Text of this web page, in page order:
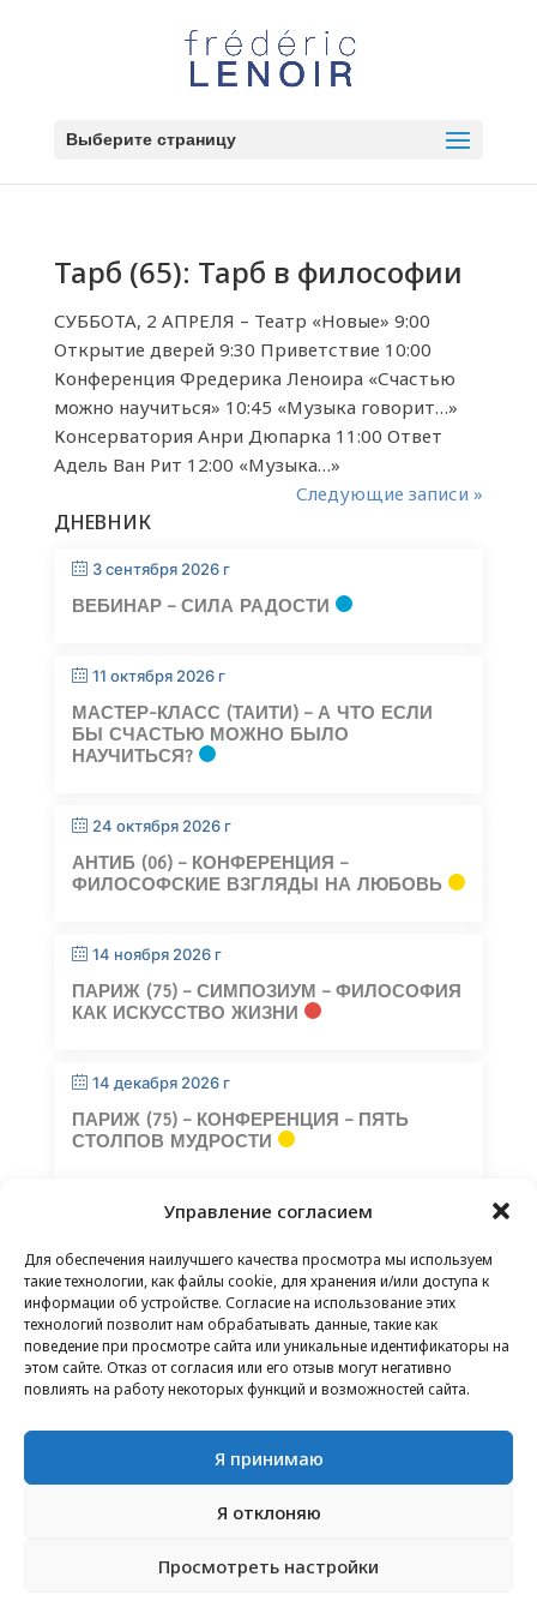
Управление согласием
Для обеспечения наилучшего качества просмотра мы используем
такие технологии, как файлы cookie, для хранения и/или доступа к
информации об устройстве. Согласие на использование этих
технологий позволит нам обрабатывать данные, такие как
поведение при просмотре сайта или уникальные идентификаторы на
этом сайте. Отказ от согласия или его отзыв могут негативно
повлиять на работу некоторых функций и возможностей сайта.
Я принимаю
Я отклоняю
Просмотреть настройки
Выберите страницу
Тарб (65): Тарб в философии
СУББОТА, 2 АПРЕЛЯ – Театр «Новые» 9:00
Открытие дверей 9:30 Приветствие 10:00
Конференция Фредерика Леноира «Счастью
можно научиться» 10:45 «Музыка говорит…»
Консерватория Анри Дюпарка 11:00 Ответ
Адель Ван Рит 12:00 «Музыка…»
Следующие записи »
ДНЕВНИК
3 сентября 2026 г
ВЕБИНАР – СИЛА РАДОСТИ
11 октября 2026 г
МАСТЕР-КЛАСС (ТАИТИ) – А ЧТО ЕСЛИ
БЫ СЧАСТЬЮ МОЖНО БЫЛО
НАУЧИТЬСЯ?
24 октября 2026 г
АНТИБ (06) – КОНФЕРЕНЦИЯ –
ФИЛОСОФСКИЕ ВЗГЛЯДЫ НА ЛЮБОВЬ
14 ноября 2026 г
ПАРИЖ (75) – СИМПОЗИУМ – ФИЛОСОФИЯ
КАК ИСКУССТВО ЖИЗНИ
14 декабря 2026 г
ПАРИЖ (75) – КОНФЕРЕНЦИЯ – ПЯТЬ
СТОЛПОВ МУДРОСТИ
КОНТАКТЫ–ЮРИДИЧЕСКАЯ ИНФОРМАЦИЯ
СТРАНИЦА ДЛЯ ЧИТАТЕЛЕЙ–ПОДПИСКА НА
НОВОСТНУЮ РАССЫЛКУ
ЗАЩИЩЕНЫ